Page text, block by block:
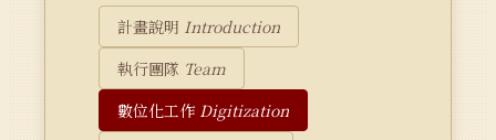
計畫說明 Introduction
執行團隊 Team
數位化工作 Digitization